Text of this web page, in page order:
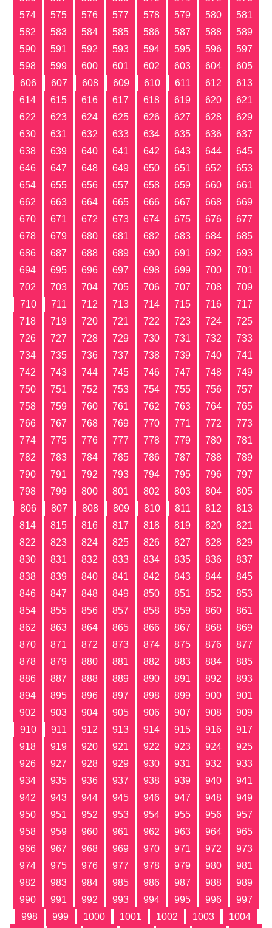
574
575 576 577 578 579 580
581
582
583 584 585 586 587 588
589
590
591 592 593 594 595 596
597
598
599 600 601 602 603 604
605
606
607 608 609 610 611 612
613
614
615 616 617 618 619 620
621
622
623 624 625 626 627 628
629
630
631 632 633 634 635 636
637
638
639 640 641 642 643 644
645
646
647 648 649 650 651 652
653
654
655 656 657 658 659 660
661
662
663 664 665 666 667 668
669
670
671 672 673 674 675 676
677
678
679 680 681 682 683 684
685
686
687 688 689 690 691 692
693
694
695 696 697 698 699 700
701
702
703 704 705 706 707 708
709
710
711 712 713 714 715 716
717
718
719 720 721 722 723 724
725
726
727 728 729 730 731 732
733
734
735 736 737 738 739 740
741
742
743 744 745 746 747 748
749
750
751 752 753 754 755 756
757
758
759 760 761 762 763 764
765
766
767 768 769 770 771 772
773
774
775 776 777 778 779 780
781
782
783 784 785 786 787 788
789
790
791 792 793 794 795 796
797
798
799 800 801 802 803 804
805
806
807 808 809 810 811 812
813
814
815 816 817 818 819 820
821
822
823 824 825 826 827 828
829
830
831 832 833 834 835 836
837
838
839 840 841 842 843 844
845
846
847 848 849 850 851 852
853
854
855 856 857 858 859 860
861
862
863 864 865 866 867 868
869
870
871 872 873 874 875 876
877
878
879 880 881 882 883 884
885
886
887 888 889 890 891 892
893
894
895 896 897 898 899 900
901
902
903 904 905 906 907 908
909
910
911 912 913 914 915 916
917
918
919 920 921 922 923 924
925
926
927 928 929 930 931 932
933
934
935 936 937 938 939 940
941
942
943 944 945 946 947 948
949
950
951 952 953 954 955 956
957
958
959 960 961 962 963 964
965
966
967 968 969 970 971 972
973
974
975 976 977 978 979 980
981
982
983 984 985 986 987 988
989
990
991 992 993 994 995 996
997
998
999 1000 1001 1002 1003
1004